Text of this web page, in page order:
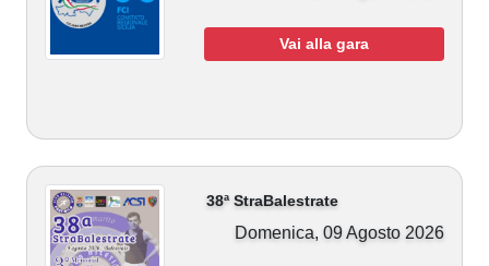
Vai alla gara
38ª StraBalestrate
Domenica, 09 Agosto 2026